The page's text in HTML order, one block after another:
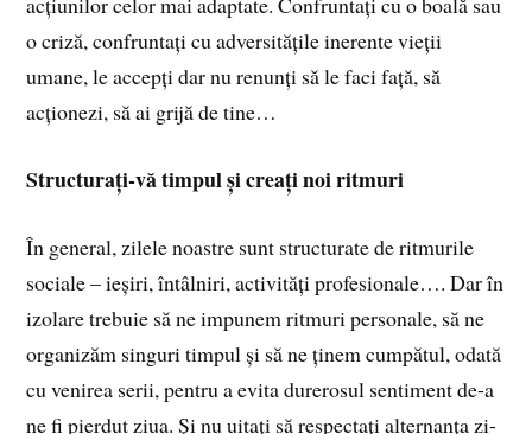
o criză, confruntați cu adversitățile inerente vieții
umane, le accepți dar nu renunți să le faci față, să
acționezi, să ai grijă de tine…
Structurați-vă timpul și creați noi ritmuri
În general, zilele noastre sunt structurate de ritmurile
sociale – ieșiri, întâlniri, activități profesionale…. Dar în
izolare trebuie să ne impunem ritmuri personale, să ne
organizăm singuri timpul și să ne ținem cumpătul, odată
cu venirea serii, pentru a evita durerosul sentiment de-a
ne fi pierdut ziua. Și nu uitați să respectați alternanța zi-